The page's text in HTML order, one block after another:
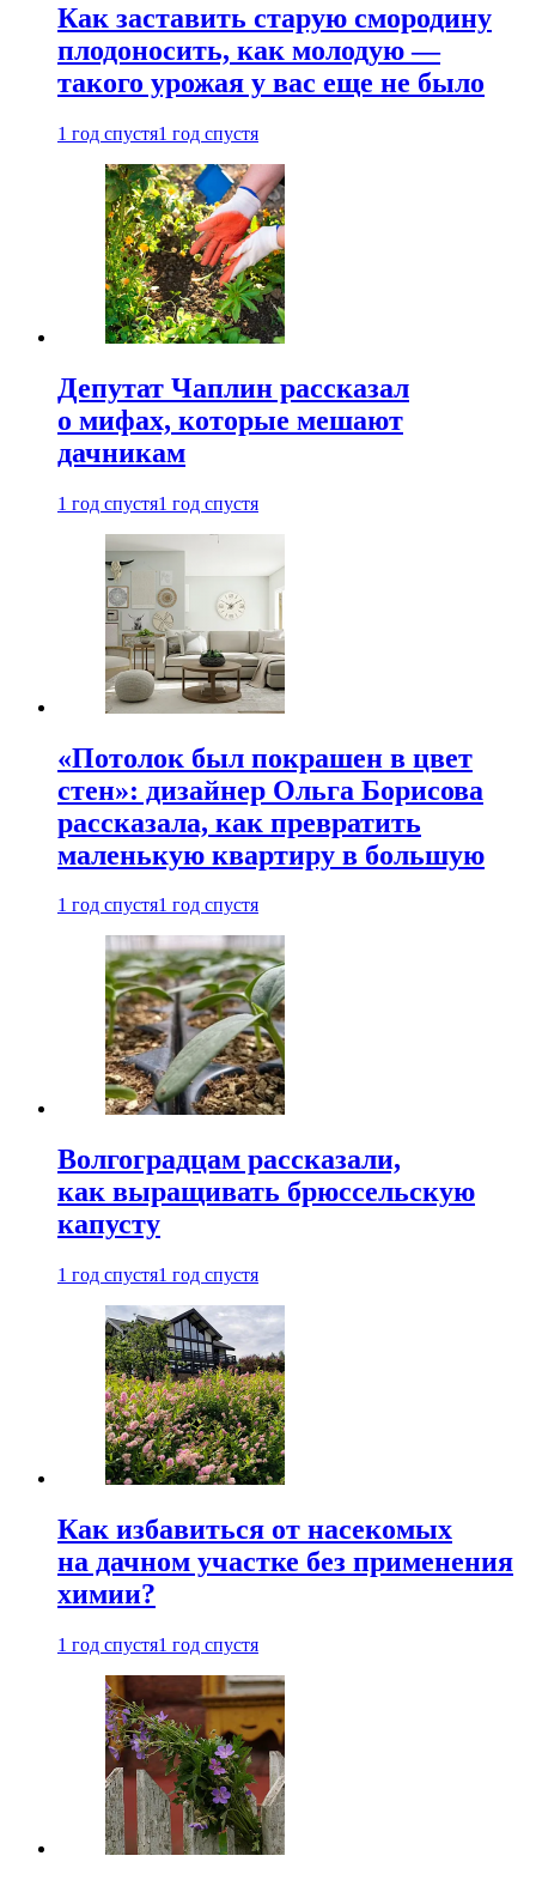
Как заставить старую смородину
плодоносить, как молодую —
такого урожая у вас еще не было
1 год спустя1 год спустя
Депутат Чаплин рассказал
о мифах, которые мешают
дачникам
1 год спустя1 год спустя
«Потолок был покрашен в цвет
стен»: дизайнер Ольга Борисова
рассказала, как превратить
маленькую квартиру в большую
1 год спустя1 год спустя
Волгоградцам рассказали,
как выращивать брюссельскую
капусту
1 год спустя1 год спустя
Как избавиться от насекомых
на дачном участке без применения
химии?
1 год спустя1 год спустя